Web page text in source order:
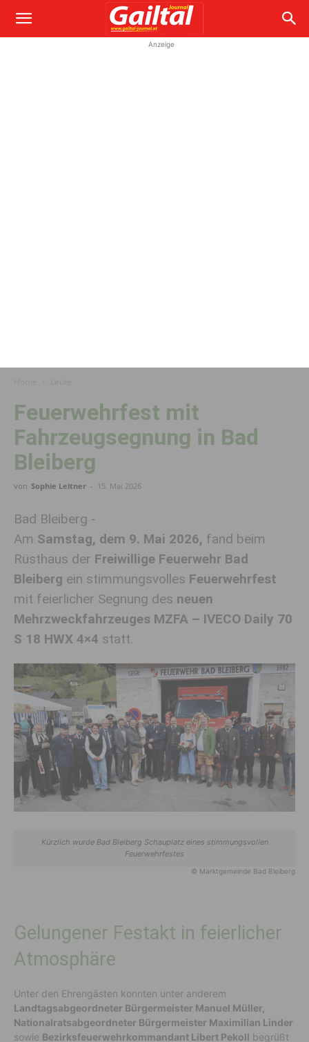
Anzeige
Feuerwehrfest mit
Fahrzeugsegnung in Bad
Bleiberg
von Sophie Leitner - 15. Mai 2026
Bad Bleiberg -
Am Samstag, dem 9. Mai 2026, fand beim
Rüsthaus der Freiwillige Feuerwehr Bad
Bleiberg ein stimmungsvolles Feuerwehrfest
mit feierlicher Segnung des neuen
Mehrzweckfahrzeuges MZFA – IVECO Daily 70
S 18 HWX 4×4 statt.
Kürzlich wurde Bad Bleiberg Schauplatz eines stimmungsvollen
Feuerwehrfestes
© Marktgemeinde Bad Bleiberg
Gelungener Festakt in feierlicher
Atmosphäre
Unter den Ehrengästen konnten unter anderem
Landtagsabgeordneter Bürgermeister Manuel Müller,
Nationalratsabgeordneter Bürgermeister Maximilian Linder
sowie Bezirksfeuerwehrkommandant Libert Pekoll begrüßt